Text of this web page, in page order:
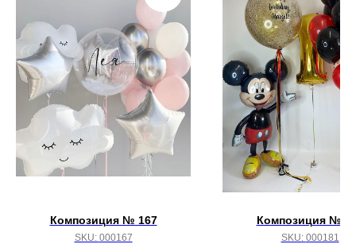
Композиция № 167
SKU: 000167
Композиция №
SKU: 000181